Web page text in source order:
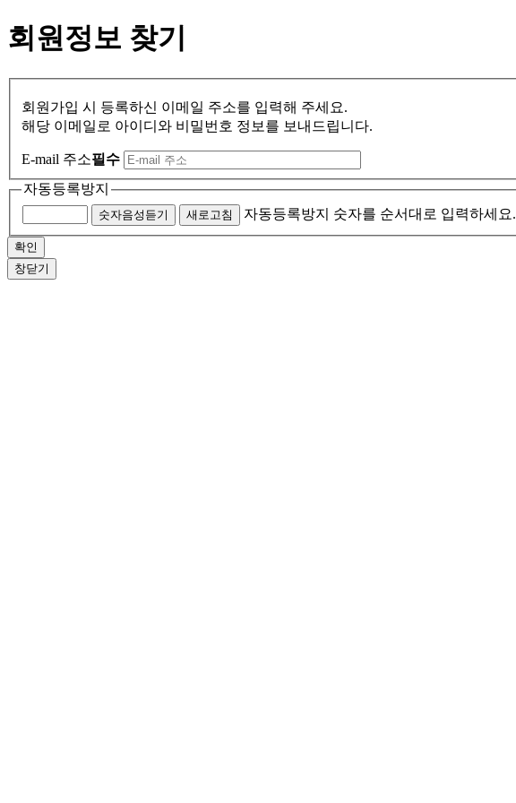
회원정보 찾기
회원가입 시 등록하신 이메일 주소를 입력해 주세요.
해당 이메일로 아이디와 비밀번호 정보를 보내드립니다.
E-mail 주소필수
자동등록방지
숫자음성듣기 새로고침 자동등록방지 숫자를 순서대로 입력하세요.
창닫기